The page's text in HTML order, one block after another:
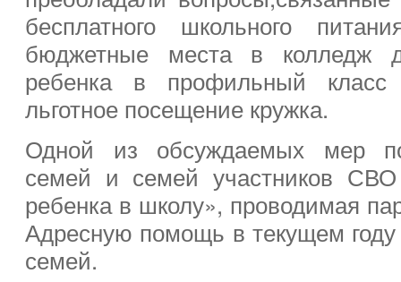
бесплатного школьного
бюджетные места в колледж
ребенка в профильный
льготное посещение кружка.
Одной из обсуждаемых мер
семей и семей участников
ребенка в школу», проводимая
Адресную помощь в текущем
семей.